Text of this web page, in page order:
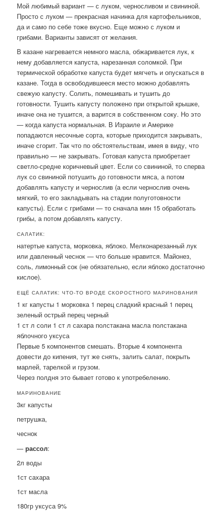
Мой любимый вариант — с луком, черносливом и свининой.
Просто с луком — прекрасная начинка для картофельников,
да и само по себе тоже вкусно. Еще можно с луком и
грибами. Варианты зависят от желания.
В казане нагревается немного масла, обжаривается лук, к
нему добавляется капуста, нарезанная соломкой. При
термической обработке капуста будет мягчеть и опускаться в
казане. Тогда в освободившееся место можно добавлять
свежую капусту. Солить, помешивать и тушить до
готовности. Тушить капусту положено при открытой крышке,
иначе она не тушится, а варится в собственном соку. Но это
— когда капуста нормальная. В Израиле и Америке
попадаются несочные сорта, которые приходится закрывать,
иначе сгорит. Так что по обстоятельствам, имея в виду, что
правильно — не закрывать. Готовая капуста приобретает
светло-средне коричневый цвет. Если со свининой, то сперва
лук со свининой потушить до готовности мяса, а потом
добавлять капусту и чернослив (а если чернослив очень
мягкий, то его закладывать на стадии полуготовности
капусты). Если с грибами — то сначала мин 15 обработать
грибы, а потом добавлять капусту.
САЛАТИК:
натертые капуста, морковка, яблоко. Мелконарезанный лук
или давленный чеснок — что больше нравится. Майонез,
соль, лимонный сок (не обязательно, если яблоко достаточно
кислое).
ЕЩЁ САЛАТИК: ЧТО-ТО ВРОДЕ СКОРОСТНОГО МАРИНОВАНИЯ
1 кг капусты 1 морковка 1 перец сладкий красный 1 перец
зеленый острый перец черный
1 ст л соли 1 ст л сахара полстакана масла полстакана
яблочного уксуса
Первые 5 компонентов смешать. Вторые 4 компонента
довести до кипения, тут же снять, залить салат, покрыть
марлей, тарелкой и грузом.
Через полдня это бывает готово к употребелению.
МАРИНОВАНИЕ
3кг капусты
петрушка,
чеснок
—рассол:
2л воды
1ст сахара
1ст масла
180гр уксуса 9%